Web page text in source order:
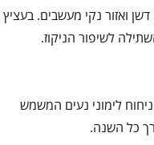
ואזור נקי מעשבים. בעציץ
לשיפור הניקוז.
ניחוח לימוני נעים המשמש
כל השנה.